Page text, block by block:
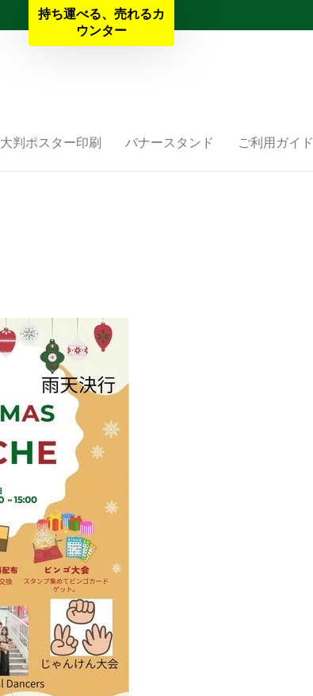
夏季休業と納期のお知らせ
大判ポスター印刷 バナースタンド ご利用ガイド
持ち運べる、売れるカ
ウンター